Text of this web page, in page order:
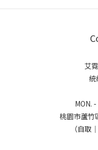
艾
統
MON.
桃園市蘆竹
（自取